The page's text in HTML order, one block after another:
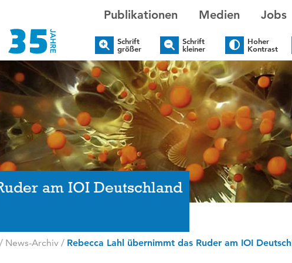
Publikationen Medien Jobs
Schrift
größer
Schrift
kleiner
Hoher
Kontrast
am IOI Deutschland
/ News-Archiv/ Rebecca Lahl übernimmt das Ruder am IOI